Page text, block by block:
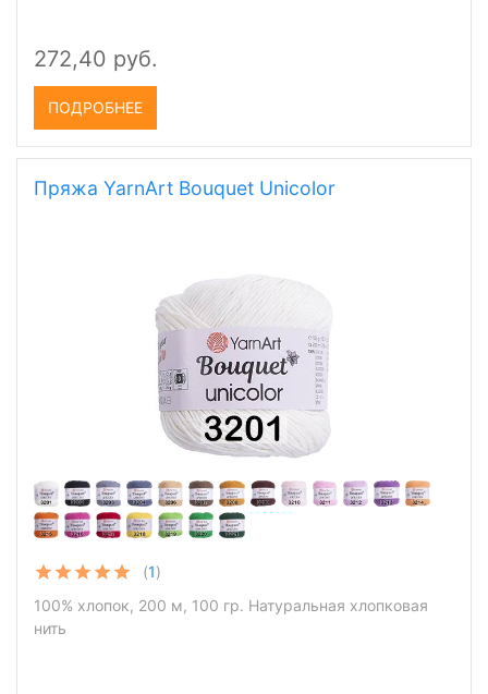
272,40 руб.
ПОДРОБНЕЕ
Пряжа YarnArt Bouquet Unicolor
(1)
100% хлопок, 200 м, 100 гр. Натуральная хлопковая